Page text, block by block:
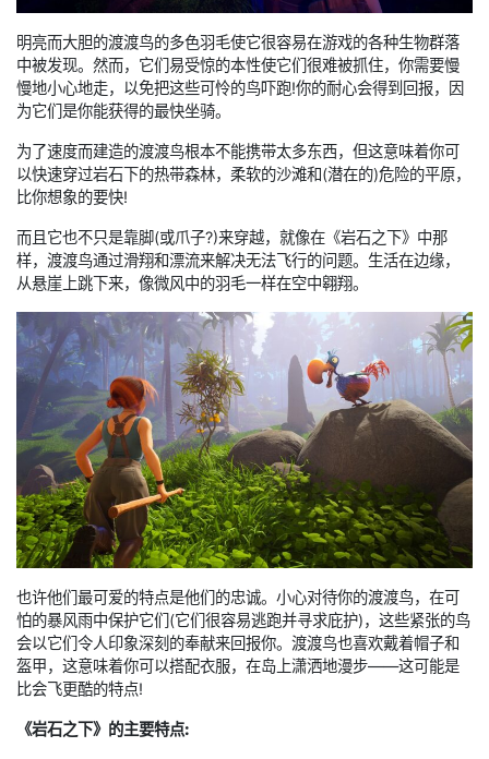
明亮而大胆的渡渡鸟的多色羽毛使它很容易在游戏的各种生物群落
中被发现。然而，它们易受惊的本性使它们很难被抓住，你需要慢
慢地小心地走，以免把这些可怜的鸟吓跑!你的耐心会得到回报，因
为它们是你能获得的最快坐骑。
为了速度而建造的渡渡鸟根本不能携带太多东西，但这意味着你可
以快速穿过岩石下的热带森林，柔软的沙滩和(潜在的)危险的平原，
比你想象的要快!
而且它也不只是靠脚(或爪子?)来穿越，就像在《岩石之下》中那
样，渡渡鸟通过滑翔和漂流来解决无法飞行的问题。生活在边缘，
从悬崖上跳下来，像微风中的羽毛一样在空中翱翔。
也许他们最可爱的特点是他们的忠诚。小心对待你的渡渡鸟，在可
怕的暴风雨中保护它们(它们很容易逃跑并寻求庇护)，这些紧张的鸟
会以它们令人印象深刻的奉献来回报你。渡渡鸟也喜欢戴着帽子和
盔甲，这意味着你可以搭配衣服，在岛上潇洒地漫步——这可能是
比会飞更酷的特点!
《岩石之下》的主要特点: